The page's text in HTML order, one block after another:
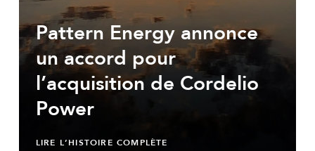
Pattern Energy annonce
un accord pour
l’acquisition de Cordelio
Power
LIRE L’HISTOIRE COMPLÈTE